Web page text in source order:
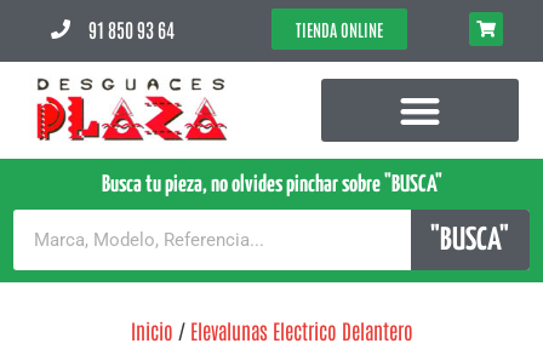
91 850 93 64 TIENDA ONLINE
Busca tu pieza, no olvides pinchar sobre "BUSCA"
"BUSCA"
Inicio / Elevalunas Electrico Delantero